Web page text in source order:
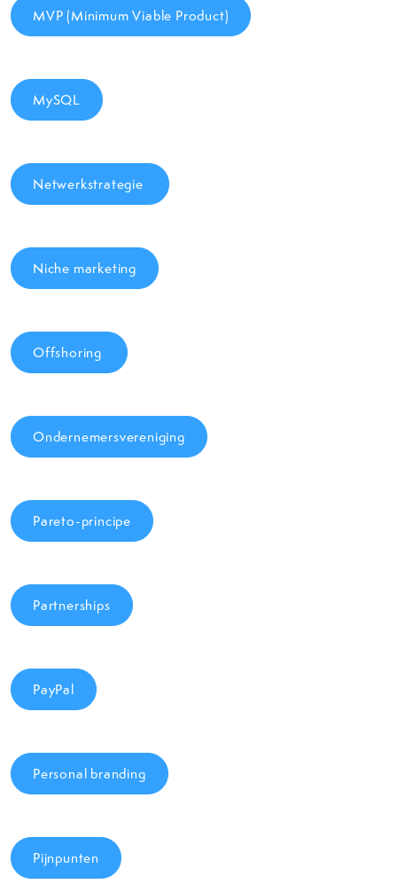
MVP (Minimum Viable Product)
MySQL
Netwerkstrategie
Niche marketing
Offshoring
Ondernemersvereniging
Pareto-principe
Partnerships
PayPal
Personal branding
Pijnpunten